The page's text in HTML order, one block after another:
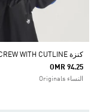
كنزة CREW WITH CUTLINE
OMR 94.25
النساء Originals